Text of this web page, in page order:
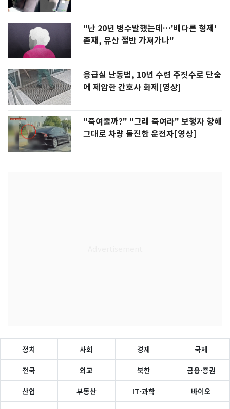
"난 20년 병수발했는데…'배다른 형제'
존재, 유산 절반 가져가나"
응급실 난동범, 10년 수련 주짓수로 단숨
에 제압한 간호사 화제[영상]
"죽여줄까?" "그래 죽여라" 보행자 향해
그대로 차량 돌진한 운전자[영상]
정치 사회 경제 국제
전국 외교 북한 금융·증권
산업 부동산 IT·과학 바이오